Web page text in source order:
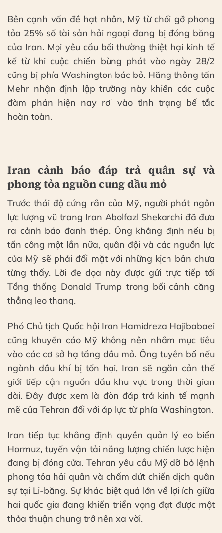
Bên cạnh vấn đề hạt nhân, Mỹ từ chối gỡ phong
tỏa 25% số tài sản hải ngoại đang bị đóng băng
của Iran. Mọi yêu cầu bồi thường thiệt hại kinh tế
kể từ khi cuộc chiến bùng phát vào ngày 28/2
cũng bị phía Washington bác bỏ. Hãng thông tấn
Mehr nhận định lập trường này khiến các cuộc
đàm phán hiện nay rơi vào tình trạng bế tắc
hoàn toàn.
Iran cảnh báo đáp trả quân sự và
phong tỏa nguồn cung dầu mỏ
Trước thái độ cứng rắn của Mỹ, người phát ngôn
lực lượng vũ trang Iran Abolfazl Shekarchi đã đưa
ra cảnh báo đanh thép. Ông khẳng định nếu bị
tấn công một lần nữa, quân đội và các nguồn lực
của Mỹ sẽ phải đối mặt với những kịch bản chưa
từng thấy. Lời đe dọa này được gửi trực tiếp tới
Tổng thống Donald Trump trong bối cảnh căng
thẳng leo thang.
Phó Chủ tịch Quốc hội Iran Hamidreza Hajibabaei
cũng khuyến cáo Mỹ không nên nhắm mục tiêu
vào các cơ sở hạ tầng dầu mỏ. Ông tuyên bố nếu
ngành dầu khí bị tổn hại, Iran sẽ ngăn cản thế
giới tiếp cận nguồn dầu khu vực trong thời gian
dài. Đây được xem là đòn đáp trả kinh tế mạnh
mẽ của Tehran đối với áp lực từ phía Washington.
Iran tiếp tục khẳng định quyền quản lý eo biển
Hormuz, tuyến vận tải năng lượng chiến lược hiện
đang bị đóng cửa. Tehran yêu cầu Mỹ dỡ bỏ lệnh
phong tỏa hải quân và chấm dứt chiến dịch quân
sự tại Li-băng. Sự khác biệt quá lớn về lợi ích giữa
hai quốc gia đang khiến triển vọng đạt được một
thỏa thuận chung trở nên xa vời.